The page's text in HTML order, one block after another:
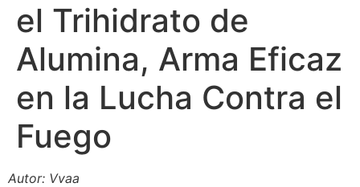
el Trihidrato de
Alumina, Arma Eficaz
en la Lucha Contra el
Fuego
Autor: Vvaa